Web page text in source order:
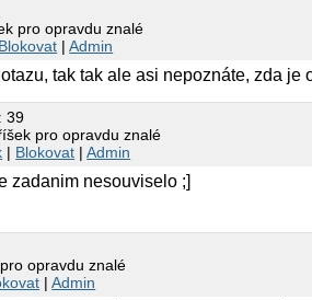
pro opravdu znalé
Blokovat |Admin
tak tak ale asi nepoznáte, zda je
39
pro opravdu znalé
| Blokovat |Admin
zadanim nesouviselo ;]
opravdu znalé
|Admin